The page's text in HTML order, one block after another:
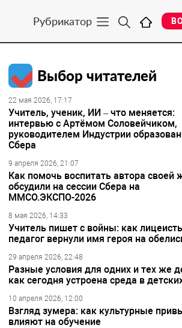
Рубрикатор
Выбор читателей
22 мая 2026, 17:17
Учитель, ученик, ИИ – что меняется:
интервью с Артёмом Соловейчиком,
руководителем Индустрии
Сбера
9 апреля 2026, 21:07
Как помочь воспитать автора своей
обсудили на сессии Сбера на
ММСО.ЭКСПО-2026
8 мая 2026, 14:33
Учитель пишет с войны: как
педагог вернули имя героя на
29 апреля 2026, 22:48
Разные условия для одних и тех же
как сегодня устроена среда в
10 апреля 2026, 12:00
Взгляд зумера: как культурные
влияют на обучение